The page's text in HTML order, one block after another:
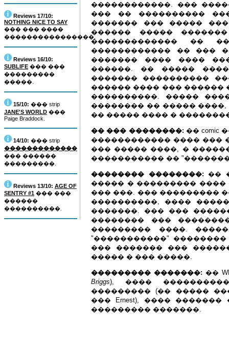
Reviews 17/10:
NOTHING NICE TO SAY
��� ��� ����
����������������.
Reviews 16/10:
SUBLIFE ��� ���
���������
�����.
15/10: ��� strip
JANE'S WORLD ���
Paige Braddock.
14/10: ��� strip
�������������
��� ������
���������.
Reviews 13/10: AGE OF
SENTRY #1 ��� ���
������
����������.
������������. ���
��� �� ����������
������� ��� �����
������ �����
������������� ��
������������ �� ���
������� ���� ����
������. �� �����
������� ����������
������ ���� ��� ������
����������. �����
�������� �� �����
�� ����� ���� �
�� ��� ��������: ��
������������ ���� ���
��� ����� ����, �
����������� �� "��������"
�������� ��������: ��
����� � ��������� ����
��� ���. ��� ���������
����������, ����
�������. ��� ���
�������� ���
��������� ����.
"�����������"
��� ������� ���
����� � ��� �����.
��������� �������: ��
Briggs), ����
��������� (�� �����
��� Ernest), ����
��������� �������.